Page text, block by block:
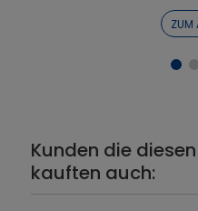
ZUM
Kunden die
kauften auch: